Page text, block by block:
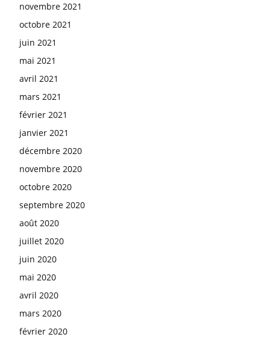
novembre 2021
octobre 2021
juin 2021
mai 2021
avril 2021
mars 2021
février 2021
janvier 2021
décembre 2020
novembre 2020
octobre 2020
septembre 2020
août 2020
juillet 2020
juin 2020
mai 2020
avril 2020
mars 2020
février 2020